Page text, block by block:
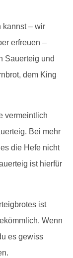
kannst – wir
erfreuen –
Sauerteig und
dem King
vermeintlich
Bei mehr
die Hefe nicht
ist hierfür
ist
Wenn
es gewiss